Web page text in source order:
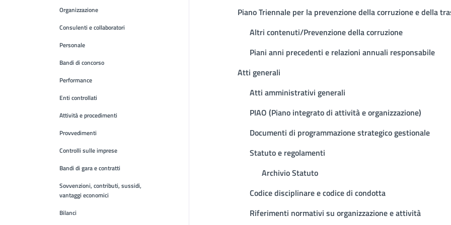
Organizzazione
Consulenti e collaboratori
Personale
Bandi di concorso
Performance
Enti controllati
Attività e procedimenti
Provvedimenti
Controlli sulle imprese
Bandi di gara e contratti
Sovvenzioni, contributi, sussidi,
vantaggi economici
Bilanci
Piano Triennale per la prevenzione della corruzione e della
Altri contenuti/Prevenzione della corruzione
Piani anni precedenti e relazioni annuali responsabile
Atti generali
Atti amministrativi generali
PIAO (Piano integrato di attività e organizzazione)
Documenti di programmazione strategico gestionale
Statuto e regolamenti
Archivio Statuto
Codice disciplinare e codice di condotta
Riferimenti normativi su organizzazione e attività